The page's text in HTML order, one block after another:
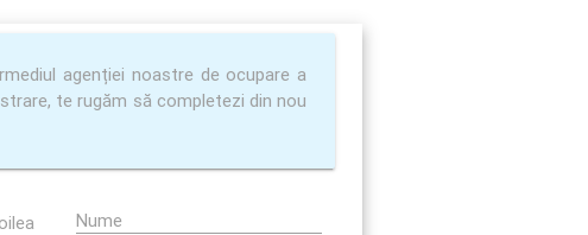
agenției noastre de ocupare a
te rugăm să completezi din nou
Nume